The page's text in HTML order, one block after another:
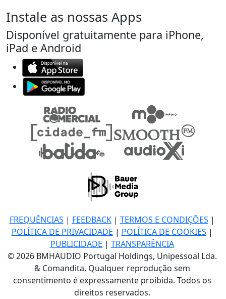
Instale as nossas Apps
Disponível gratuitamente para iPhone,
iPad e Android
FREQUÊNCIAS | FEEDBACK| TERMOS E CONDIÇÕES |
POLÍTICA DE PRIVACIDADE | POLÍTICA DE COOKIES |
PUBLICIDADE | TRANSPARÊNCIA
© 2026 BMHAUDIO Portugal Holdings, Unipessoal Lda.
& Comandita, Qualquer reprodução sem
consentimento é expressamente proibida. Todos os
direitos reservados.